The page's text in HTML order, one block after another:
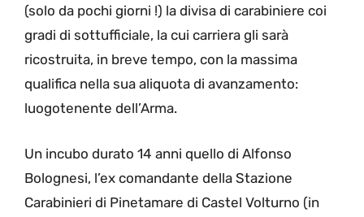
(solo da pochi giorni !) la divisa di carabiniere coi
gradi di sottufficiale, la cui carriera gli sarà
ricostruita, in breve tempo, con la massima
qualifica nella sua aliquota di avanzamento:
luogotenente dell’Arma.
Un incubo durato 14 anni quello di Alfonso
Bolognesi, l’ex comandante della Stazione
Carabinieri di Pinetamare di Castel Volturno (in